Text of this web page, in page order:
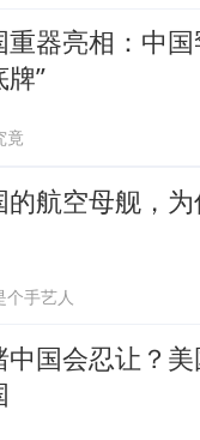
重器亮相：中
牌”
竟
的航空母舰，
个手艺人
中国会忍让？